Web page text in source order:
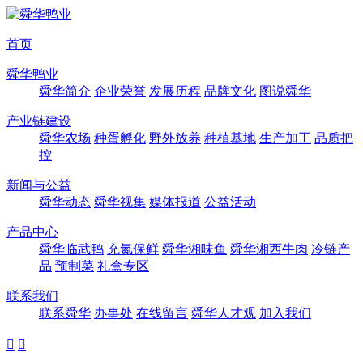
首页
舜华鸭业
舜华简介 企业荣誉 发展历程 品牌文化 图说舜华
产业链建设
舜华农场 种蛋孵化 野外放养 种植基地 生产加工 品质把
控
新闻与公益
舜华动态 舜华视集 媒体报道 公益活动
产品中心
舜华临武鸭 充氮保鲜 舜华湘味鱼 舜华湘西牛肉 冷链产
品 预制菜 礼盒专区
联系我们
联系舜华 办事处 在线留言 舜华人才观 加入我们
 